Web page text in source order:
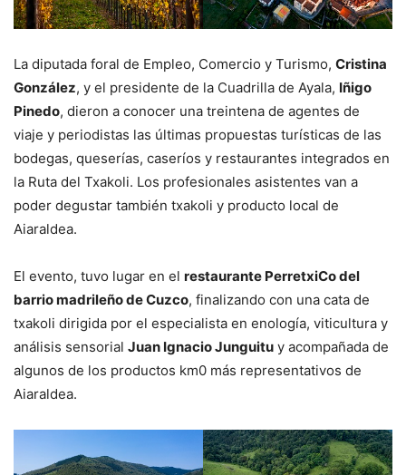
La diputada foral de Empleo, Comercio y Turismo, Cristina
González, y el presidente de la Cuadrilla de Ayala, Iñigo
Pinedo, dieron a conocer una treintena de agentes de
viaje y periodistas las últimas propuestas turísticas de las
bodegas, queserías, caseríos y restaurantes integrados en
la Ruta del Txakoli. Los profesionales asistentes van a
poder degustar también txakoli y producto local de
Aiaraldea.
El evento, tuvo lugar en el restaurante PerretxiCo del
barrio madrileño de Cuzco, finalizando con una cata de
txakoli dirigida por el especialista en enología, viticultura y
análisis sensorial Juan Ignacio Junguitu y acompañada de
algunos de los productos km0 más representativos de
Aiaraldea.